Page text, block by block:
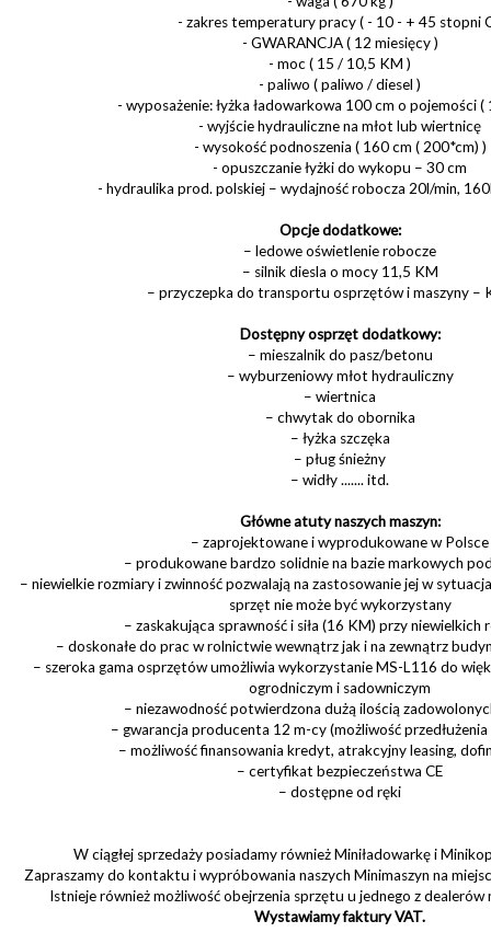
- zakres temperatury pracy ( - 10 - + 45 stopni
- GWARANCJA ( 12 miesięcy )
- moc ( 15 / 10,5 KM )
- paliwo ( paliwo / diesel )
- wyposażenie: łyżka ładowarkowa 100 cm o pojemości
- wyjście hydrauliczne na młot lub wiertnicę
- wysokość podnoszenia ( 160 cm ( 200*cm) )
- opuszczanie łyżki do wykopu – 30 cm
- hydraulika prod. polskiej – wydajność robocza 20l/min,
Opcje dodatkowe:
– ledowe oświetlenie robocze
– silnik diesla o mocy 11,5 KM
– przyczepka do transportu osprzętów i maszyny –
Dostępny osprzęt dodatkowy:
– mieszalnik do pasz/betonu
– wyburzeniowy młot hydrauliczny
– wiertnica
– chwytak do obornika
– łyżka szczęka
– pług śnieżny
– widły ....... itd.
Główne atuty naszych maszyn:
– zaprojektowane i wyprodukowane w Polsce
– produkowane bardzo solidnie na bazie markowych
– niewielkie rozmiary i zwinność pozwalają na zastosowanie jej w
sprzęt nie może być wykorzystany
– zaskakująca sprawność i siła (16 KM) przy niewielkich
– doskonałe do prac w rolnictwie wewnątrz jak i na zewnątrz
– szeroka gama osprzętów umożliwia wykorzystanie MS-L116 do
ogrodniczym i sadowniczym
– niezawodność potwierdzona dużą ilością
– gwarancja producenta 12 m-cy (możliwość
– możliwość finansowania kredyt, atrakcyjny leasing,
– certyfikat bezpieczeństwa CE
– dostępne od ręki
W ciągłej sprzedaży posiadamy również Miniładowarkę i
Zapraszamy do kontaktu i wypróbowania naszych Minimaszyn na
Istnieje również możliwość obejrzenia sprzętu u jednego z dealerów
Wystawiamy faktury VAT.